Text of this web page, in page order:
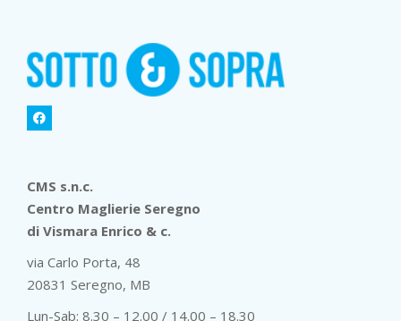
CMS s.n.c.
Centro Maglierie Seregno
di Vismara Enrico & c.
via Carlo Porta, 48
20831 Seregno, MB
Lun-Sab: 8.30 – 12.00 / 14.00 – 18.30